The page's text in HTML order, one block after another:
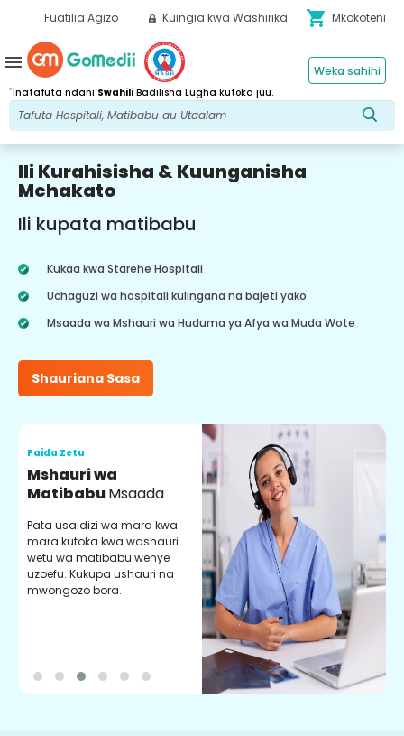
Fuatilia Agizo Kuingia kwa Washirika shopping_cart Mkokoteni
*Inatafuta ndani Swahili Badilisha Lugha kutoka juu.
Weka sahihi
menu
Ili Kurahisisha & Kuunganisha
Mchakato
Ili kupata matibabu
Kukaa kwa Starehe Hospitali
Uchaguzi wa hospitali kulingana na bajeti yako
Msaada wa Mshauri wa Huduma ya Afya wa Muda Wote
Shauriana Sasa
Faida Zetu
Mshauri wa
MatibabuMsaada
Pata usaidizi wa mara kwa
mara kutoka kwa washauri
wetu wa matibabu wenye
uzoefu. Kukupa ushauri na
mwongozo bora.